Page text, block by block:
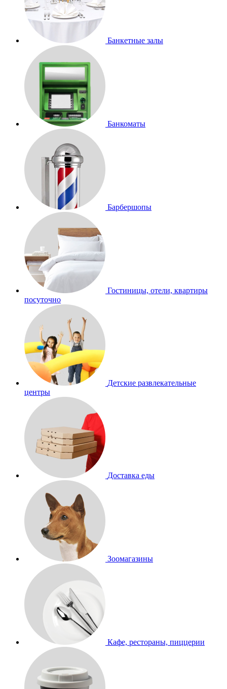
Банкетные залы
Банкоматы
Барбершопы
Гостиницы, отели, квартиры
посуточно
Детские развлекательные
центры
Доставка еды
Зоомагазины
Кафе, рестораны, пиццерии